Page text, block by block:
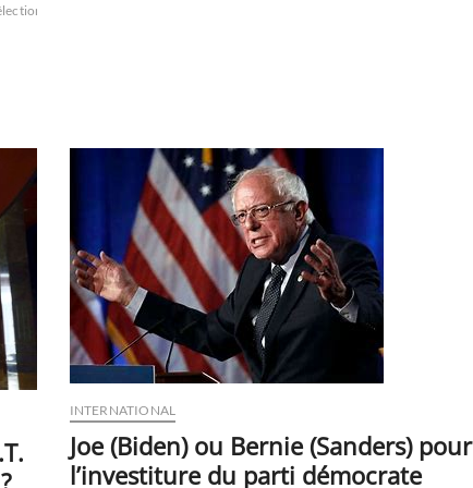
officiellement
génocide,
au
nom
des
Etats-
Unis
INTERNATIONAL
Joe (Biden) ou Bernie (Sanders) pour
l’investiture du parti démocrate